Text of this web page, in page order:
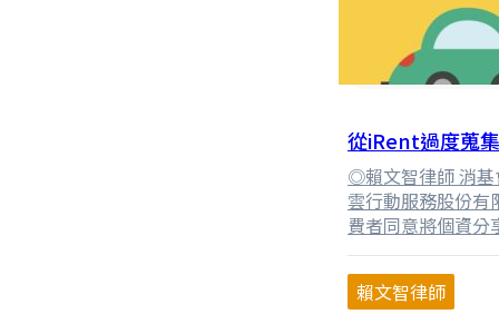
從iRent過度蒐
◎賴文智律師 消
雲行動服務股份有
費者同意將個資分
護法。經租車服務
往辦理行政檢查，
求iRent進行改善
賴文智律師